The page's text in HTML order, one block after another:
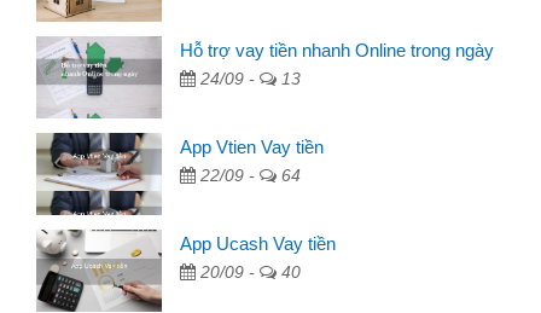
Hỗ trợ vay tiền nhanh Online trong ngày
24/09 - 13
App Vtien Vay tiền
22/09 - 64
App Ucash Vay tiền
20/09 - 40